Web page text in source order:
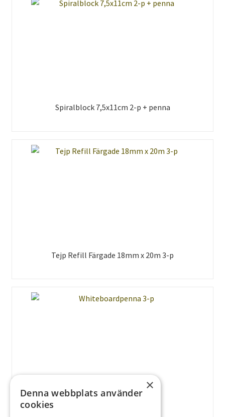
Spiralblock 7,5x11cm 2-p + penna
Tejp Refill Färgade 18mm x 20m 3-p
×
Denna webbplats använder
cookies